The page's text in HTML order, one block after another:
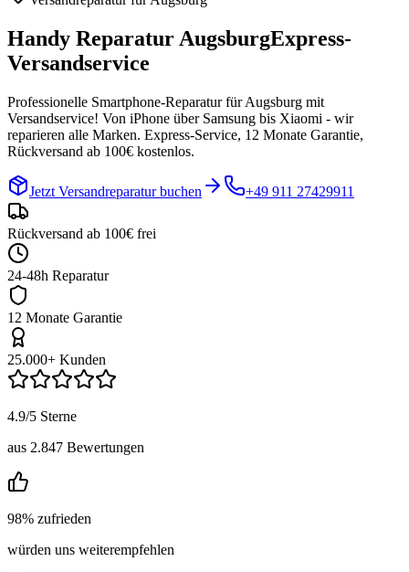
Handy Reparatur AugsburgExpress-
Versandservice
Professionelle Smartphone-Reparatur fürAugsburg mit
Versandservice! Von iPhone über Samsung bis Xiaomi - wir
reparieren alle Marken. Express-Service, 12 Monate Garantie,
Rückversand ab 100€ kostenlos.
Jetzt Versandreparatur buchen +49 911 27429911
Rückversand ab 100€ frei
24-48h Reparatur
12 Monate Garantie
25.000+ Kunden
4.9/5 Sterne
aus 2.847 Bewertungen
98% zufrieden
würden uns weiterempfehlen